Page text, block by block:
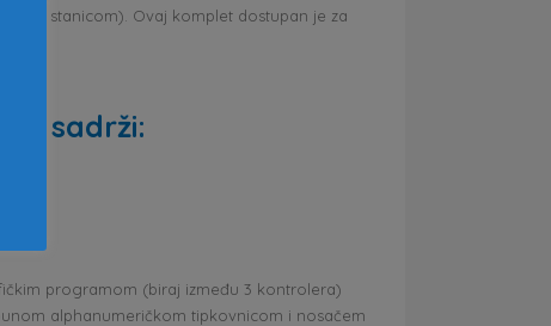
stanicom). Ovaj komplet dostupan je za
sadrži:
programom (biraj između 3 kontrolera)
alphanumeričkom tipkovnicom i nosačem